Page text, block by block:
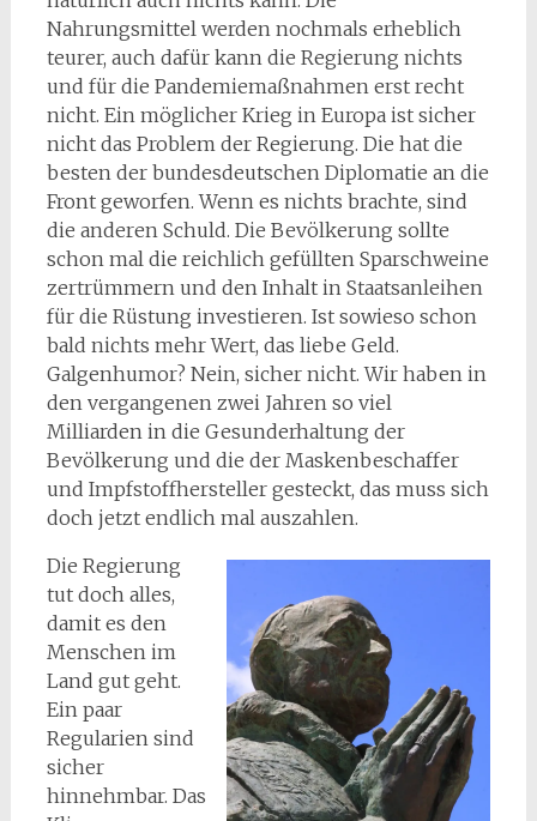
Nahrungsmittel werden nochmals erheblich
teurer, auch dafür kann die Regierung nichts
und für die Pandemiemaßnahmen erst recht
nicht. Ein möglicher Krieg in Europa ist sicher
nicht das Problem der Regierung. Die hat die
besten der bundesdeutschen Diplomatie an die
Front geworfen. Wenn es nichts brachte, sind
die anderen Schuld. Die Bevölkerung sollte
schon mal die reichlich gefüllten Sparschweine
zertrümmern und den Inhalt in Staatsanleihen
für die Rüstung investieren. Ist sowieso schon
bald nichts mehr Wert, das liebe Geld.
Galgenhumor? Nein, sicher nicht. Wir haben in
den vergangenen zwei Jahren so viel
Milliarden in die Gesunderhaltung der
Bevölkerung und die der Maskenbeschaffer
und Impfstoffhersteller gesteckt, das muss sich
doch jetzt endlich mal auszahlen.
Die Regierung
tut doch alles,
damit es den
Menschen im
Land gut geht.
Ein paar
Regularien sind
sicher
hinnehmbar. Das